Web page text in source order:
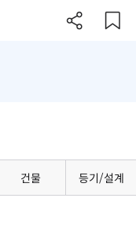
건물 등기/설계